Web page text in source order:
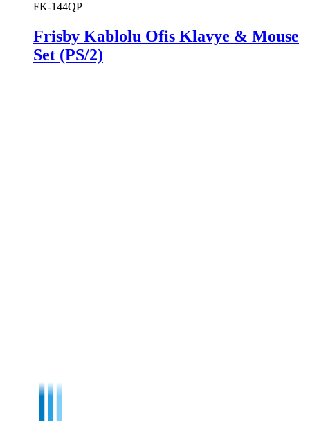
FK-144QP
Frisby Kablolu Ofis Klavye & Mouse
Set (PS/2)